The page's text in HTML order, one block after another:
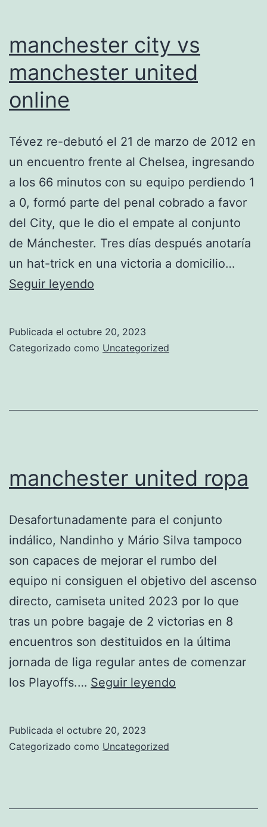
manchester city vs
manchester united
online
Tévez re-debutó el 21 de marzo de 2012 en
un encuentro frente al Chelsea, ingresando
a los 66 minutos con su equipo perdiendo 1
a 0, formó parte del penal cobrado a favor
del City, que le dio el empate al conjunto
de Mánchester. Tres días después anotaría
un hat-trick en una victoria a domicilio…
Seguir leyendo
manchester
Publicada el octubre 20, 2023
Categorizado como Uncategorized
manchester united ropa
Desafortunadamente para el conjunto
indálico, Nandinho y Mário Silva tampoco
son capaces de mejorar el rumbo del
equipo ni consiguen el objetivo del ascenso
directo, camiseta united 2023 por lo que
tras un pobre bagaje de 2 victorias en 8
encuentros son destituidos en la última
jornada de liga regular antes de comenzar
los Playoffs.… Seguir leyendo
Publicada el octubre 20, 2023
Categorizado como Uncategorized